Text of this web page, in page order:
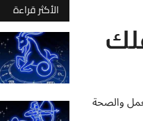
الفلك
والعمل والصحة
الأكثر قراءة